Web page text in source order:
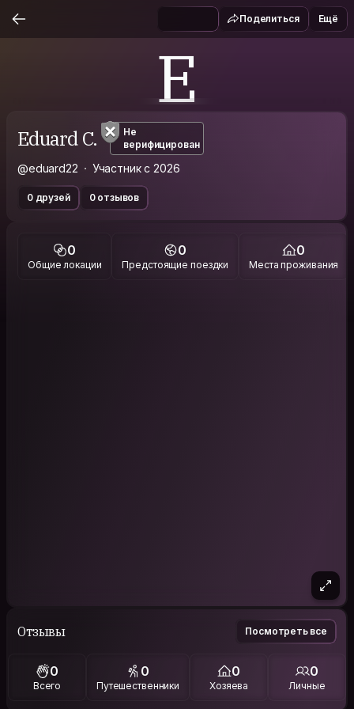
Поделиться Ещё
E
Eduard C.
Не
верифицирован
@eduard22 Участник с 2026
0 друзей 0 отзывов
0
Общие локации
0
Предстоящие поездки
0
Места проживания
Отзывы Посмотреть все
0
Всего
0
Путешественники
0
Хозяева
0
Личные